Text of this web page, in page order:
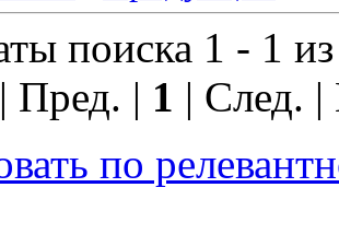
поиска 1 - 1
Пред. | 1 | След.
по